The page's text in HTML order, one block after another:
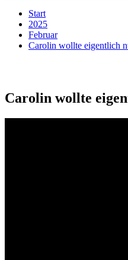
Start
2025
Februar
Carolin wollte eigentlich
Carolin wollte